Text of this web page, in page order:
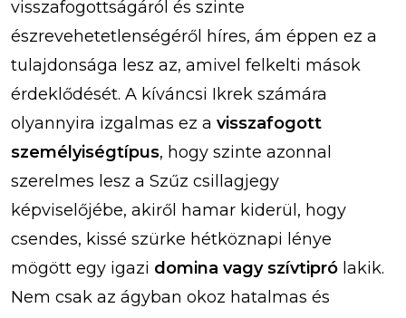
visszafogottságáról és szinte
észrevehetetlenségéről híres, ám éppen ez a
tulajdonsága lesz az, amivel felkelti mások
érdeklődését. A kíváncsi Ikrek számára
olyannyira izgalmas ez a visszafogott
személyiségtípus, hogy szinte azonnal
szerelmes lesz a Szűz csillagjegy
képviselőjébe, akiről hamar kiderül, hogy
csendes, kissé szürke hétköznapi lénye
mögött egy igazi domina vagy szívtipró lakik.
Nem csak az ágyban okoz hatalmas és